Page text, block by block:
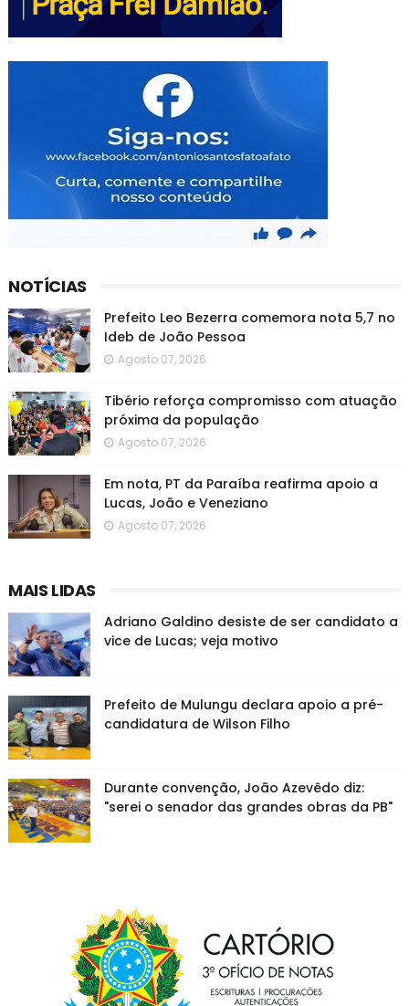
NOTÍCIAS
Prefeito Leo Bezerra comemora nota 5,7 no
Ideb de João Pessoa
Agosto 07, 2026
Tibério reforça compromisso com atuação
próxima da população
Agosto 07, 2026
Em nota, PT da Paraíba reafirma apoio a
Lucas, João e Veneziano
Agosto 07, 2026
MAIS LIDAS
Adriano Galdino desiste de ser candidato a
vice de Lucas; veja motivo
Prefeito de Mulungu declara apoio a pré-
candidatura de Wilson Filho
Durante convenção, João Azevêdo diz:
"serei o senador das grandes obras da PB"